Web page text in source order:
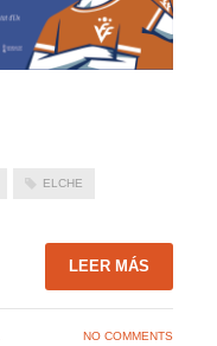
ELCHE
LEER MÁS
NO COMMENTS